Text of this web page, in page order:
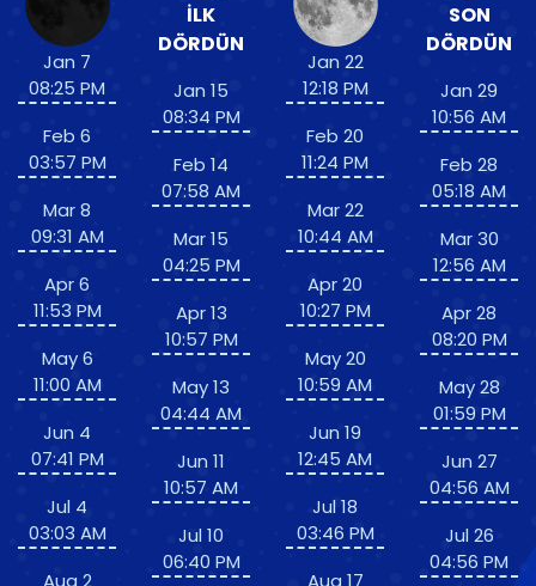
Jan 7
08:25 PM
Feb 6
03:57 PM
Mar 8
09:31 AM
Apr 6
11:53 PM
May 6
11:00 AM
Jun 4
07:41 PM
Jul 4
03:03 AM
Aug 2
İLK
DÖRDÜN
Jan 15
08:34 PM
Feb 14
07:58 AM
Mar 15
04:25 PM
Apr 13
10:57 PM
May 13
04:44 AM
Jun 11
10:57 AM
Jul 10
06:40 PM
Jan 22
12:18 PM
Feb 20
11:24 PM
Mar 22
10:44 AM
Apr 20
10:27 PM
May 20
10:59 AM
Jun 19
12:45 AM
Jul 18
03:46 PM
Aug 17
SON
DÖRDÜN
Jan 29
10:56 AM
Feb 28
05:18 AM
Mar 30
12:56 AM
Apr 28
08:20 PM
May 28
01:59 PM
Jun 27
04:56 AM
Jul 26
04:56 PM